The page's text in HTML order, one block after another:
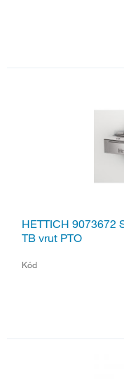
HETTICH 9073672
TB vrut PTO
Kód